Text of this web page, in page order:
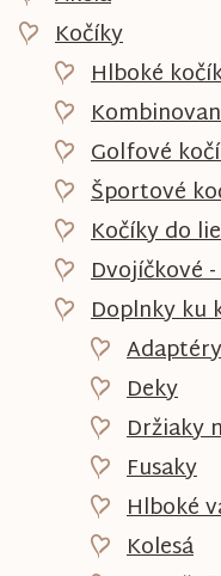
Kočíky
Hlboké
Golfové
Športové
Kočíky do
Dvojíčkové
Doplnky ku
Adaptéry
Deky
Držiaky
Fusaky
Hlboké
Kolesá